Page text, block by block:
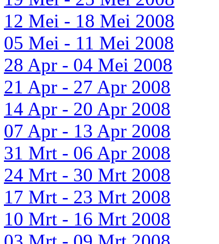
12 Mei - 18 Mei 2008
05 Mei - 11 Mei 2008
28 Apr - 04 Mei 2008
21 Apr - 27 Apr 2008
14 Apr - 20 Apr 2008
07 Apr - 13 Apr 2008
31 Mrt - 06 Apr 2008
24 Mrt - 30 Mrt 2008
17 Mrt - 23 Mrt 2008
10 Mrt - 16 Mrt 2008